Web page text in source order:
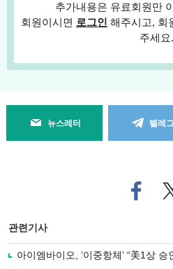
추가내용은 유료회원만
회원이시면 로그인 해주시고, 회
주세요.
뉴스레터 텔레
페
이
로
기
트
관련기사
아이엠바이오, ‘이중항체’ “美1상 승